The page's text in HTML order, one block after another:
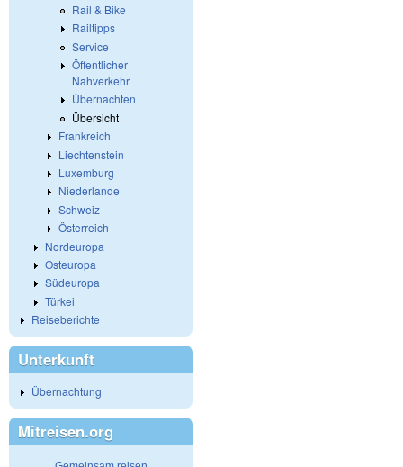
Rail & Bike
Railtipps
Service
Öffentlicher
Nahverkehr
Übernachten
Übersicht
Frankreich
Liechtenstein
Luxemburg
Niederlande
Schweiz
Österreich
Nordeuropa
Osteuropa
Südeuropa
Türkei
Reiseberichte
Unterkunft
Übernachtung
Mitreisen.org